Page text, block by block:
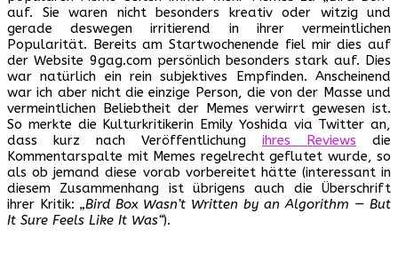
auf. Sie waren nicht besonders kreativ oder witzig und
gerade deswegen irritierend in ihrer vermeintlichen
Popularität. Bereits am Startwochenende fiel mir dies auf
der Website 9gag.com persönlich besonders stark auf. Dies
war natürlich ein rein subjektives Empfinden. Anscheinend
war ich aber nicht die einzige Person, die von der Masse und
vermeintlichen Beliebtheit der Memes verwirrt gewesen ist.
So merkte die Kulturkritikerin Emily Yoshida via Twitter an,
dass kurz nach Veröffentlichung ihres Reviews die
Kommentarspalte mit Memes regelrecht geflutet wurde, so
als ob jemand diese vorab vorbereitet hätte (interessant in
diesem Zusammenhang ist übrigens auch die Überschrift
ihrer Kritik: „Bird Box Wasn’t Written by an Algorithm — But
It Sure Feels Like It Was“).